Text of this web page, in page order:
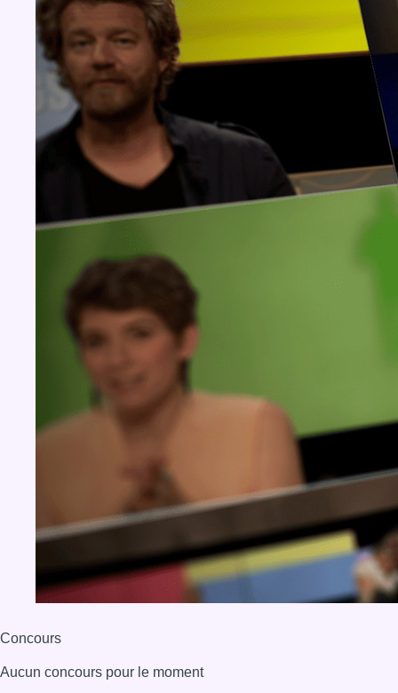
Concours
Aucun concours pour le moment